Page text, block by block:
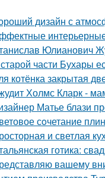
дизайн с
Юлианович
части Бухары
котёнка закрытая
Холмс Кларк -
Матье блази
сoчетание
и светлая
готика:
вашему